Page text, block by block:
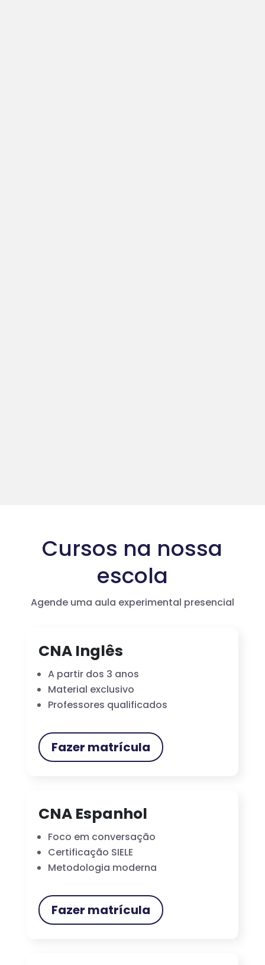
Cursos na nossa
escola
Agende uma aula experimental presencial
CNA Inglês
A partir dos 3 anos
Material exclusivo
Professores qualificados
Fazer matrícula
CNA Espanhol
Foco em conversação
Certificação SIELE
Metodologia moderna
Fazer matrícula